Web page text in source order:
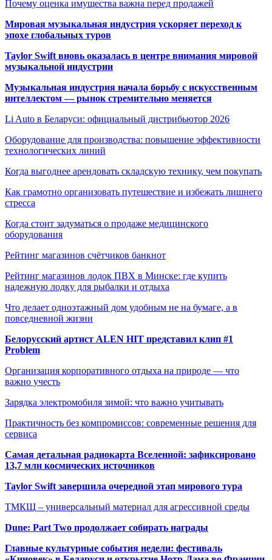
Почему оценка имущества важна перед продажей
Мировая музыкальная индустрия ускоряет переход к
эпохе глобальных туров
Taylor Swift вновь оказалась в центре внимания мировой
музыкальной индустрии
Музыкальная индустрия начала борьбу с искусственным
интеллектом — рынок стремительно меняется
Li Auto в Беларуси: официальный дистрибьютор 2026
Оборудование для производства: повышение эффективности
технологических линий
Когда выгоднее арендовать складскую технику, чем покупать
Как грамотно организовать путешествие и избежать лишнего
стресса
Когда стоит задуматься о продаже медицинского
оборудования
Рейтинг магазинов счётчиков банкнот
Рейтинг магазинов лодок ПВХ в Минске: где купить
надежную лодку для рыбалки и отдыха
Что делает одноэтажный дом удобным не на бумаге, а в
повседневной жизни
Белорусский артист ALEN HIT представил клип #1
Problem
Организация корпоративного отдыха на природе — что
важно учесть
Зарядка электромобиля зимой: что важно учитывать
Практичность без компромиссов: современные решения для
сервиса
Самая детальная радиокарта Вселенной: зафиксировано
13,7 млн космических источников
Taylor Swift завершила очередной этап мирового тура
ТМКЩ – универсальный материал для агрессивной среды
Dune: Part Two продолжает собирать награды
Главные культурные события недели: фестиваль